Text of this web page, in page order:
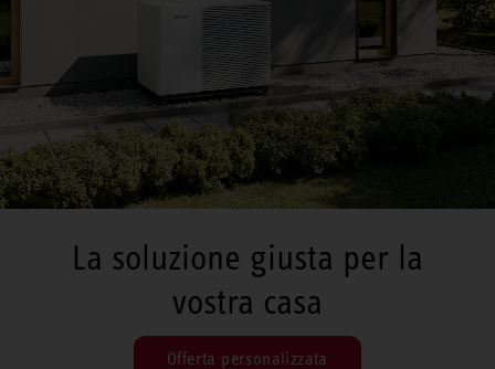
La soluzione giusta per la
vostra casa
Offerta personalizzata